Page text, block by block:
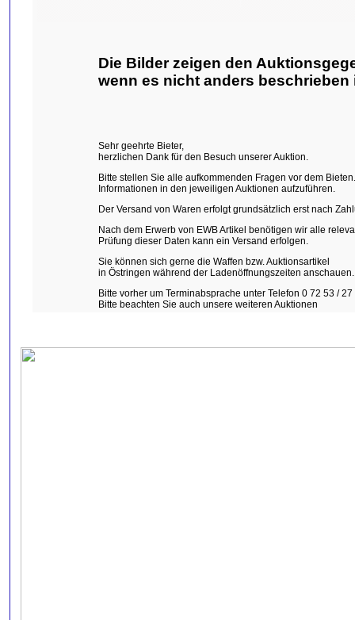
Die Bilder zeigen den
wenn es nicht anders beschrieben
Sehr geehrte Bieter,
herzlichen Dank für den Besuch unserer Auktion.
Bitte stellen Sie alle aufkommenden Fragen vor dem
Informationen in den jeweiligen Auktionen aufzuführen.
Der Versand von Waren erfolgt grundsätzlich erst nach
Nach dem Erwerb von EWB Artikel benötigen wir alle
Prüfung dieser Daten kann ein Versand erfolgen.
Sie können sich gerne die Waffen bzw. Auktionsartikel
in Östringen während der Ladenöffnungszeiten anschauen.
Bitte vorher um Terminabsprache unter Telefon 0 72 53 / 27
Bitte beachten Sie auch unsere weiteren Auktionen